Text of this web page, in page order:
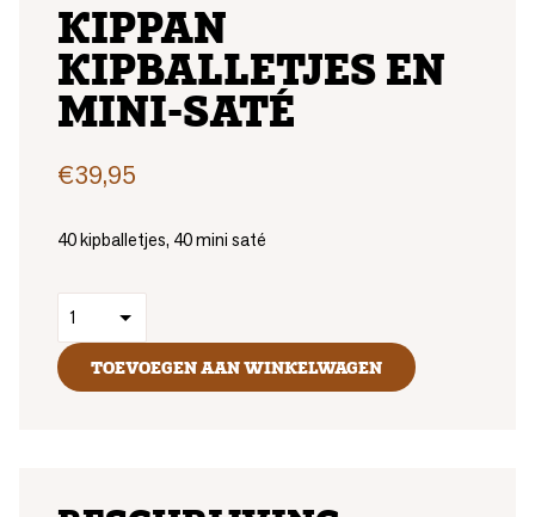
KIPPAN
KIPBALLETJES EN
MINI-SATÉ
€39,95
40 kipballetjes, 40 mini saté
TOEVOEGEN AAN WINKELWAGEN